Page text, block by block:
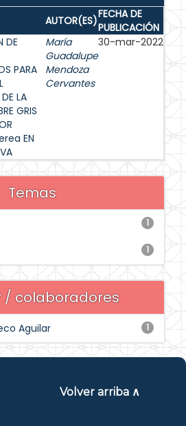
AUTOR(ES)FECHA DE
PUBLICACIÓN
DE
PARA
LA
GRIS
EN
María
Guadalupe
Mendoza
Cervantes
30-mar-2022
Temas
1
1
/ colaboradores
1
Aguilar
Volver arriba ∧